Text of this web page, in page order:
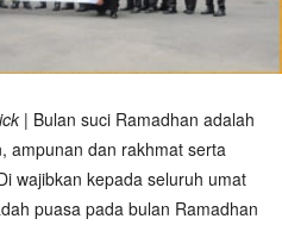
| Bulan suci Ramadhan adalah
ampunan dan rakhmat serta
wajibkan kepada seluruh umat
puasa pada bulan Ramadhan